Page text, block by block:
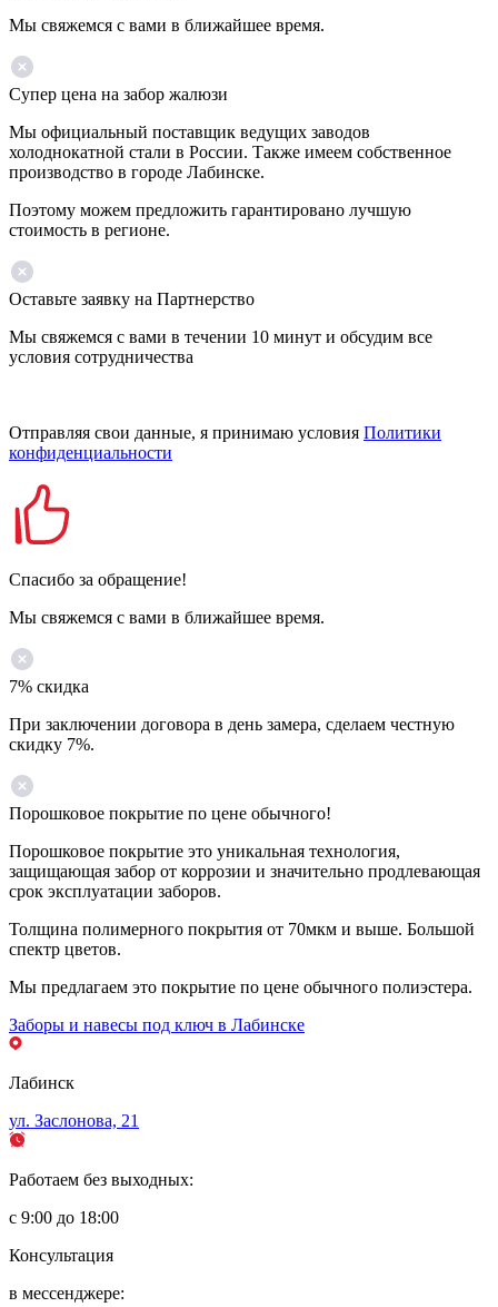
Мы свяжемся с вами в ближайшее время.
Супер цена на забор жалюзи
Мы официальный поставщик ведущих заводов
холоднокатной стали в России. Также имеем собственное
производство в городе Лабинске.
Поэтому можем предложить гарантировано лучшую
стоимость в регионе.
Оставьте заявку на Партнерство
Мы свяжемся с вами в течении 10 минут и обсудим все
условия сотрудничества
Отправляя свои данные, я принимаю условия Политики
конфиденциальности
Спасибо за обращение!
Мы свяжемся с вами в ближайшее время.
7% скидка
При заключении договора в день замера, сделаем честную
скидку 7%.
Порошковое покрытие по цене обычного!
Порошковое покрытие это уникальная технология,
защищающая забор от коррозии и значительно продлевающая
срок эксплуатации заборов.
Толщина полимерного покрытия от 70мкм и выше. Большой
спектр цветов.
Мы предлагаем это покрытие по цене обычного полиэстера.
Заборы и навесы под ключ в Лабинске
Лабинск
ул. Заслонова, 21
Работаем без выходных:
с 9:00 до 18:00
Консультация
в мессенджере: